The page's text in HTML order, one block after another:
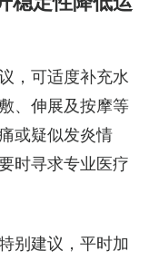
，可适度补充水
、伸展及按摩等
或疑似发炎情
时寻求专业医疗
别建议，平时加